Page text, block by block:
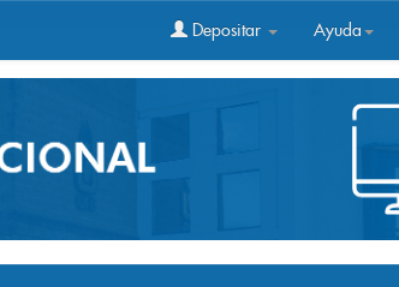
Depositar Ayuda